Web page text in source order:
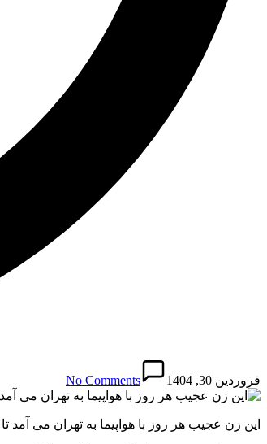
فروردین 30, 1404 No Comments
این زن عجیب هر روز با هواپیما به تهران می آمد